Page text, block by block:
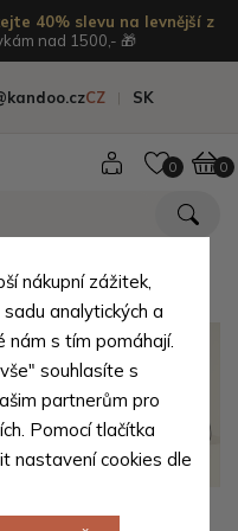
40% slevu na levnější z
nad 1500,- 🎁
CZ SK
0 0
zboží vyskytne
nákupní zážitek,
analytických a
nám s tím pomáhají.
souhlasíte s
partnerům pro
Pomocí tlačítka
nastavení cookies dle